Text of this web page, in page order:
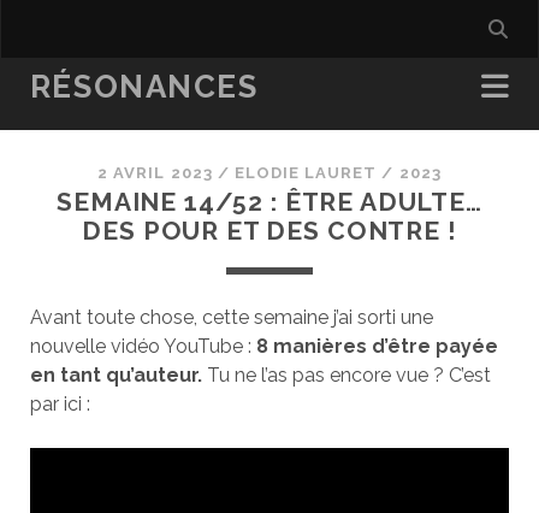
RÉSONANCES
2 AVRIL 2023 / ELODIE LAURET / 2023
SEMAINE 14/52 : ÊTRE ADULTE…
DES POUR ET DES CONTRE !
Avant toute chose, cette semaine j’ai sorti une
nouvelle vidéo YouTube : 8 manières d’être payée
en tant qu’auteur.Tu ne l’as pas encore vue ? C’est
par ici :